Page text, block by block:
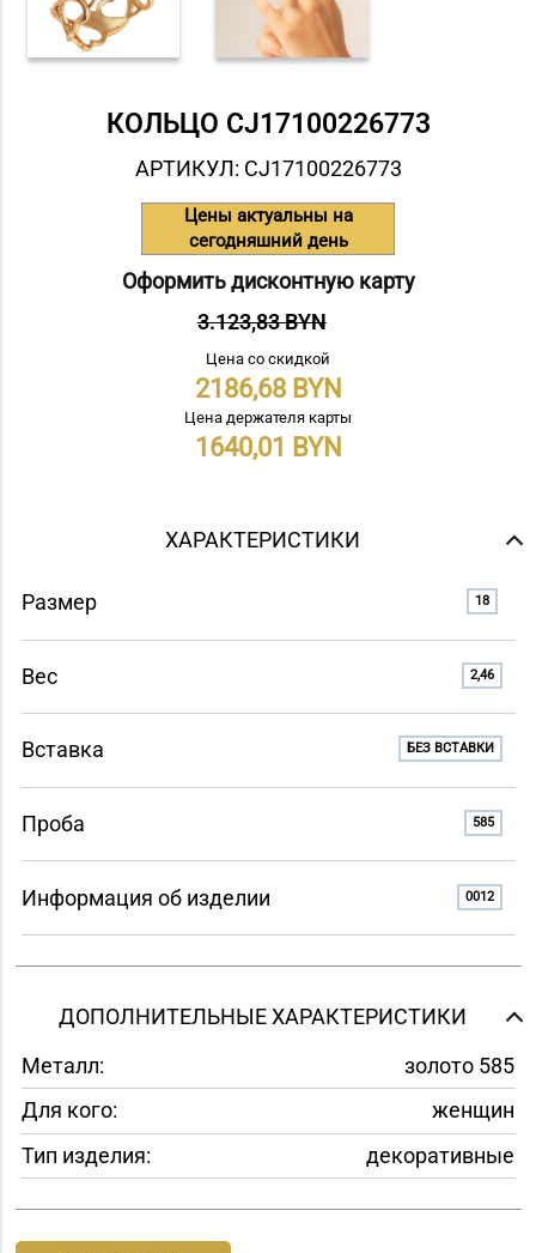
КОЛЬЦО СJ17100226773
АРТИКУЛ: СJ17100226773
Цены актуальны на
сегодняшний день
Оформить дисконтную карту
3.123,83 BYN
Цена со скидкой
2186,68
Цена держателя карты
1640,01
ХАРАКТЕРИСТИКИ
Размер 18
Вес 2,46
Вставка БЕЗ ВСТАВКИ
Проба 585
Информация об изделии 0012
ДОПОЛНИТЕЛЬНЫЕ ХАРАКТЕРИСТИКИ
Металл:
золото 585
Для кого:
женщин
Тип изделия:
декоративные